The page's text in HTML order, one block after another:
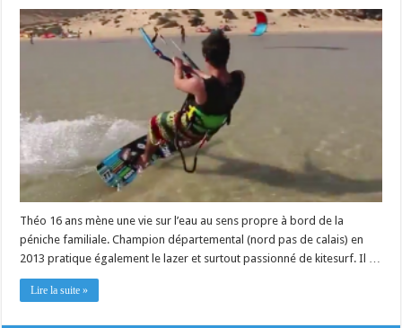
Théo 16 ans mène une vie sur l’eau au sens propre à bord de la
péniche familiale. Champion départemental (nord pas de calais) en
2013 pratique également le lazer et surtout passionné de kitesurf. Il …
Lire la suite »